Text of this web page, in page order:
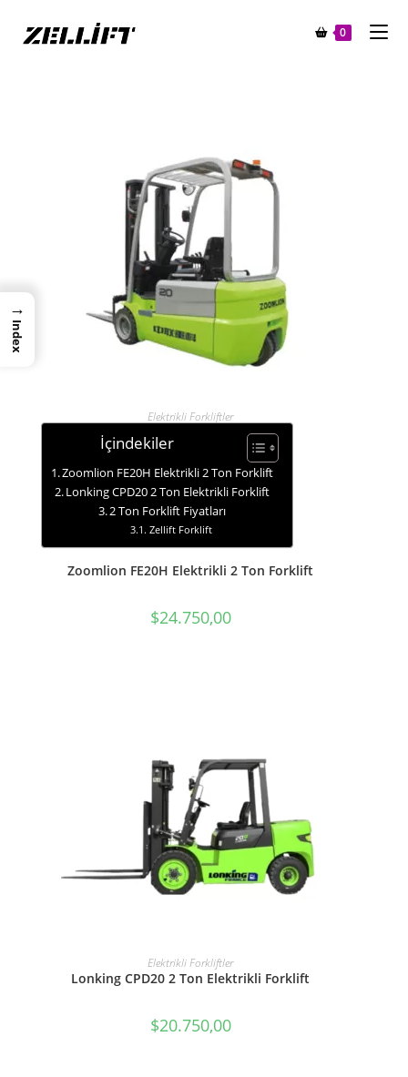
0
SEPETE EKLE
Elektrikli Forkliftler
İçindekiler
Zoomlion FE20H Elektrikli 2 Ton Forklift
Lonking CPD20 2 Ton Elektrikli Forklift
2 Ton Forklift Fiyatları
Zellift Forklift
Zoomlion FE20H Elektrikli 2 Ton Forklift
$24.750,00
SEPETE EKLE
Elektrikli Forkliftler
Lonking CPD20 2 Ton Elektrikli Forklift
$20.750,00
→
Index